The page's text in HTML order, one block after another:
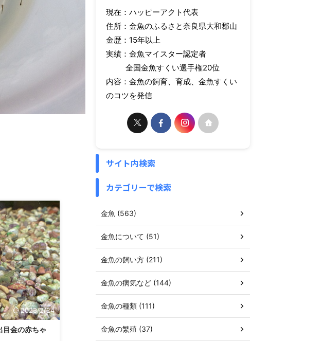
2023/2/24
目金の赤ちゃ
現在：ハッピーアクト代表
住所：金魚のふるさと奈良県大和郡山
金歴：15年以上
実績：金魚マイスター認定者
全国金魚すくい選手権20位
内容：金魚の飼育、育成、金魚すくい
のコツを発信
サイト内検索
カテゴリーで検索
金魚 (563)
金魚について (51)
金魚の飼い方 (211)
金魚の病気など (144)
金魚の種類 (111)
金魚の繁殖 (37)